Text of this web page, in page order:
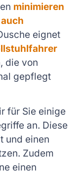
minimieren
eignet
die von
gepflegt
für Sie einige
an. Diese
und einen
Zudem
einen